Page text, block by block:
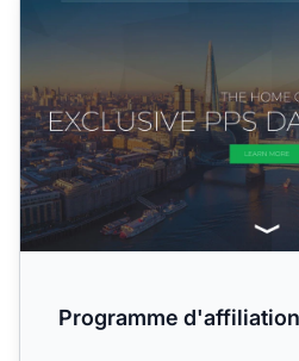
Programme d'affiliation